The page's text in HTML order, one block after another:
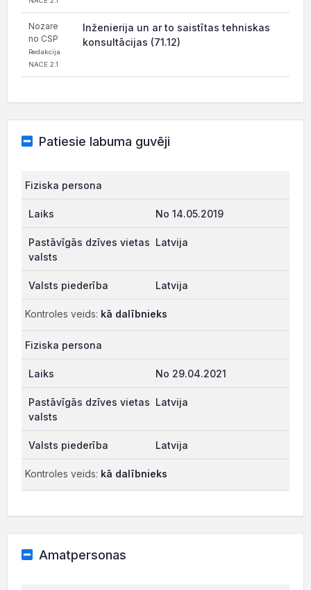
Nozare
no CSP
Redakcija
NACE 2.1
Inženierija un ar to saistītas tehniskas
konsultācijas (71.12)
Patiesie labuma guvēji
Fiziska persona
No 14.05.2019
Latvija
Latvija
Kontroles veids: kā dalībnieks
Fiziska persona
No 29.04.2021
Latvija
Latvija
Kontroles veids: kā dalībnieks
Amatpersonas